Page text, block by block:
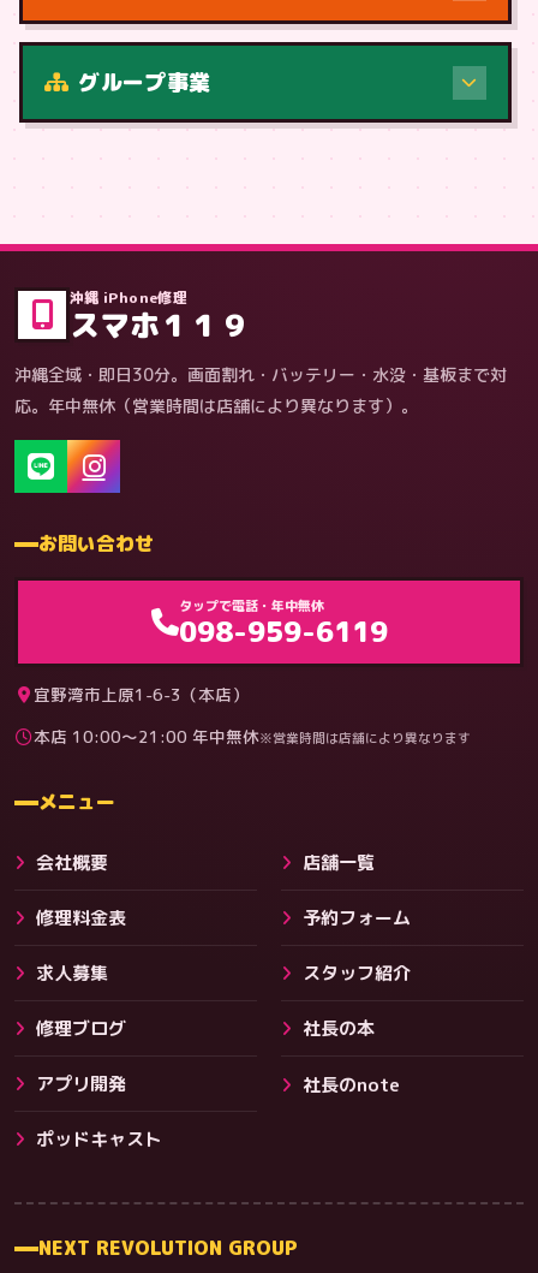
その他サービス
症状・内容から
料金
グループ事業
沖縄 iPhone修理
スマホ１１９
沖縄全域・即日30分。画面割れ・バッテリー・水没・基板まで対
応。年中無休（営業時間は店舗により異なります）。
お問い合わせ
タップで電話・年中無休
098-959-6119
宜野湾市上原1-6-3（本店）
本店 10:00〜21:00 年中無休※営業時間は店舗により異なります
メニュー
会社概要 店舗一覧
修理料金表 予約フォーム
求人募集 スタッフ紹介
修理ブログ 社長の本
アプリ開発 社長のnote
ポッドキャスト
NEXT REVOLUTION GROUP